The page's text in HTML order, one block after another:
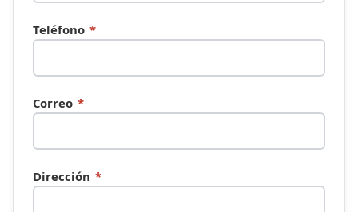
Teléfono *
Correo *
Dirección *